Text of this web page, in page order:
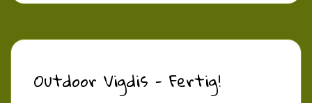
Outdoor Vigdis - Fertig!